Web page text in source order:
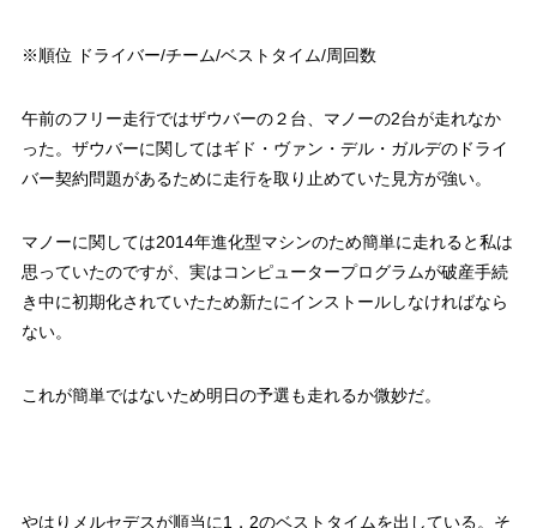
※順位 ドライバー/チーム/ベストタイム/周回数
午前のフリー走行ではザウバーの２台、マノーの2台が走れなか
った。ザウバーに関してはギド・ヴァン・デル・ガルデのドライ
バー契約問題があるために走行を取り止めていた見方が強い。
マノーに関しては2014年進化型マシンのため簡単に走れると私は
思っていたのですが、実はコンピュータープログラムが破産手続
き中に初期化されていたため新たにインストールしなければなら
ない。
これが簡単ではないため明日の予選も走れるか微妙だ。
やはりメルセデスが順当に1，2のベストタイムを出している。そ